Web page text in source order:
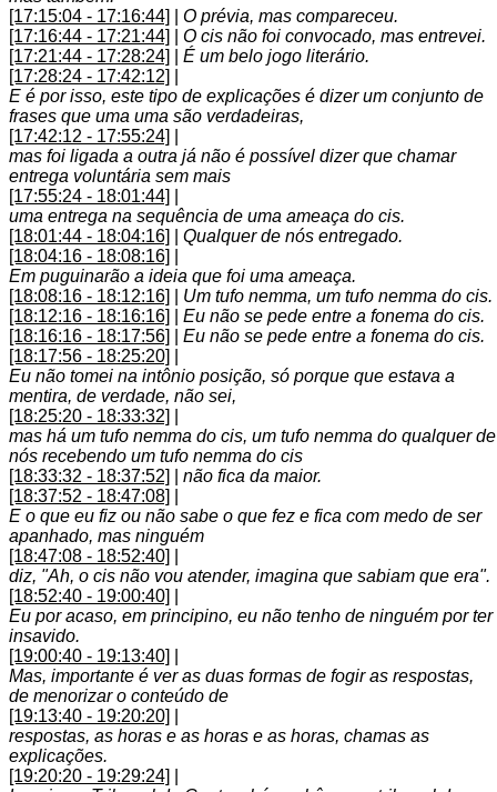
[17:15:04 - 17:16:44]
O prévia, mas compareceu.
[17:16:44 - 17:21:44]
O cis não foi convocado, mas entrevei.
[17:21:44 - 17:28:24]
É um belo jogo literário.
[17:28:24 - 17:42:12]
E é por isso, este tipo de explicações é dizer um conjunto de
frases que uma uma são verdadeiras,
[17:42:12 - 17:55:24]
mas foi ligada a outra já não é possível dizer que chamar
entrega voluntária sem mais
[17:55:24 - 18:01:44]
uma entrega na sequência de uma ameaça do cis.
[18:01:44 - 18:04:16]
Qualquer de nós entregado.
[18:04:16 - 18:08:16]
Em puguinarão a ideia que foi uma ameaça.
[18:08:16 - 18:12:16]
Um tufo nemma, um tufo nemma do cis.
[18:12:16 - 18:16:16]
Eu não se pede entre a fonema do cis.
[18:16:16 - 18:17:56]
Eu não se pede entre a fonema do cis.
[18:17:56 - 18:25:20]
Eu não tomei na intônio posição, só porque que estava a
mentira, de verdade, não sei,
[18:25:20 - 18:33:32]
mas há um tufo nemma do cis, um tufo nemma do qualquer de
nós recebendo um tufo nemma do cis
[18:33:32 - 18:37:52]
não fica da maior.
[18:37:52 - 18:47:08]
E o que eu fiz ou não sabe o que fez e fica com medo de ser
apanhado, mas ninguém
[18:47:08 - 18:52:40]
diz, "Ah, o cis não vou atender, imagina que sabiam que era".
[18:52:40 - 19:00:40]
Eu por acaso, em principino, eu não tenho de ninguém por ter
insavido.
[19:00:40 - 19:13:40]
Mas, importante é ver as duas formas de fogir as respostas,
de menorizar o conteúdo de
[19:13:40 - 19:20:20]
respostas, as horas e as horas e as horas, chamas as
explicações.
[19:20:20 - 19:29:24]